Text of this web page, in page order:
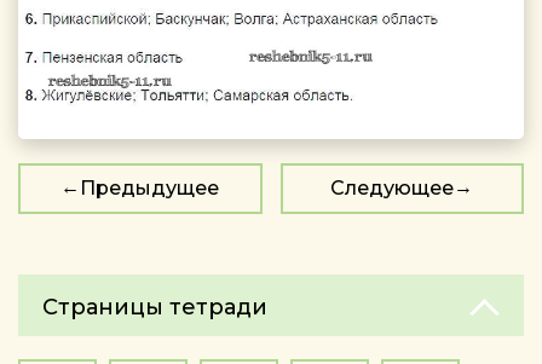
Предыдущее Следующее
Страницы тетради